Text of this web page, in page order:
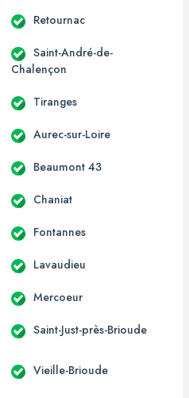
Retournac
Saint-André-de-
Chalençon
Tiranges
Aurec-sur-Loire
Beaumont 43
Chaniat
Fontannes
Lavaudieu
Mercoeur
Saint-Just-près-Brioude
Vieille-Brioude